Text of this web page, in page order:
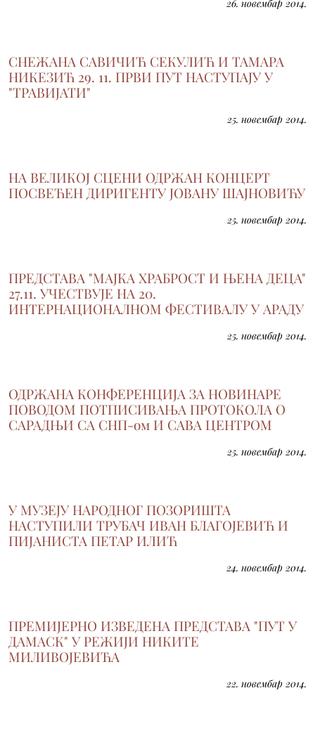
26. новембар 2014.
СНЕЖАНА САВИЧИЋ СЕКУЛИЋ И ТАМАРА
НИКЕЗИЋ 29. 11. ПРВИ ПУТ НАСТУПАЈУ У
"ТРАВИЈАТИ"
25. новембар 2014.
НА ВЕЛИКОЈ СЦЕНИ ОДРЖАН КОНЦЕРТ
ПОСВЕЋЕН ДИРИГЕНТУ ЈОВАНУ ШАЈНОВИЋУ
25. новембар 2014.
ПРЕДСТАВА "МАЈКА ХРАБРОСТ И ЊЕНА ДЕЦА"
27.11. УЧЕСТВУЈЕ НА 20.
ИНТЕРНАЦИОНАЛНОМ ФЕСТИВАЛУ У АРАДУ
25. новембар 2014.
ОДРЖАНА КОНФЕРЕНЦИЈА ЗА НОВИНАРЕ
ПОВОДОМ ПОТПИСИВАЊА ПРОТОКОЛА О
САРАДЊИ СА СНП-ом И САВА ЦЕНТРОМ
25. новембар 2014.
У МУЗЕЈУ НАРОДНОГ ПОЗОРИШТА
НАСТУПИЛИ ТРУБАЧ ИВАН БЛАГОЈЕВИЋ И
ПИЈАНИСТА ПЕТАР ИЛИЋ
24. новембар 2014.
ПРЕМИЈЕРНО ИЗВЕДЕНА ПРЕДСТАВА "ПУТ У
ДАМАСК" У РЕЖИЈИ НИКИТЕ
МИЛИВОЈЕВИЋА
22. новембар 2014.